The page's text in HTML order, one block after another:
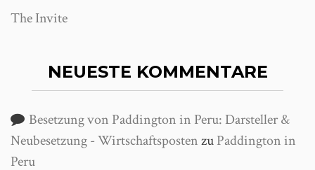
The Invite
NEUESTE KOMMENTARE
Besetzung von Paddington in Peru: Darsteller &
Neubesetzung - WirtschaftspostenzuPaddington in
Peru